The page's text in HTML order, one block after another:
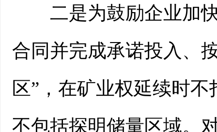
二是为鼓励企业加快
合同并完成承诺投入、
区”，在矿业权延续时
不包括探明储量区域。